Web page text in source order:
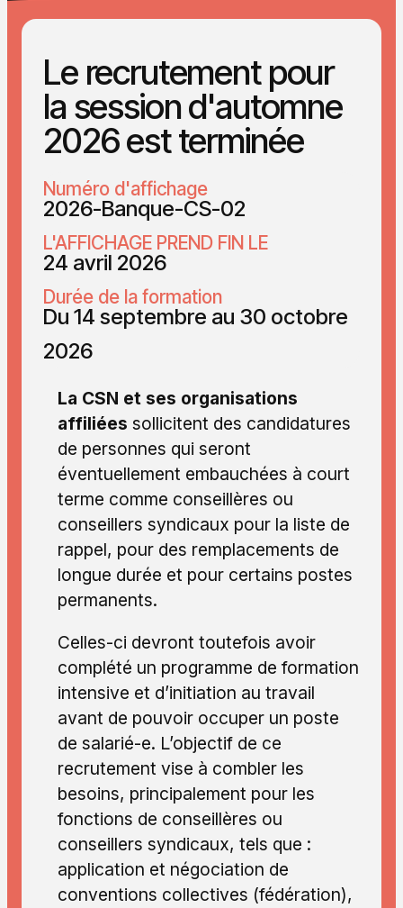
Le recrutement pour
la session d'automne
2026 est terminée
Numéro d'affichage
2026-Banque-CS-02
L'AFFICHAGE PREND FIN LE
24 avril 2026
Durée de la formation
Du 14 septembre au 30 octobre
2026
La CSN et ses organisations
affiliées sollicitent des candidatures
de personnes qui seront
éventuellement embauchées à court
terme comme conseillères ou
conseillers syndicaux pour la liste de
rappel, pour des remplacements de
longue durée et pour certains postes
permanents.
Celles-ci devront toutefois avoir
complété un programme de formation
intensive et d’initiation au travail
avant de pouvoir occuper un poste
de salarié-e. L’objectif de ce
recrutement vise à combler les
besoins, principalement pour les
fonctions de conseillères ou
conseillers syndicaux, tels que :
application et négociation de
conventions collectives (fédération),